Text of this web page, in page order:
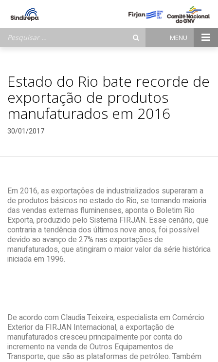
por:
MENU
Estado do Rio bate recorde de
exportação de produtos
manufaturados em 2016
30/01/2017
Em 2016, as exportações de industrializados superaram a
de produtos básicos no estado do Rio, se tornando maioria
das vendas externas fluminenses, aponta o Boletim Rio
Exporta, produzido pelo Sistema FIRJAN. Esse cenário, que
contraria a tendência dos últimos nove anos, foi possível
devido ao avanço de 27% nas exportações de
manufaturados, que atingiram o maior valor da série histórica
iniciada em 1996.
De acordo com Claudia Teixeira, especialista em Comércio
Exterior da FIRJAN Internacional, a exportação de
manufaturados cresceu principalmente por conta do
incremento na venda de Outros Equipamentos de
Transporte, que são as plataformas de petróleo. Também